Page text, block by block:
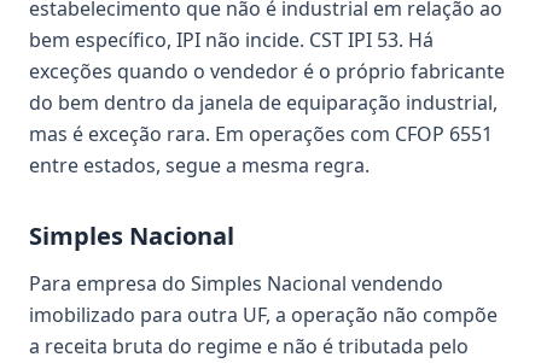
estabelecimento que não é industrial em relação ao
bem específico, IPI não incide. CST IPI 53. Há
exceções quando o vendedor é o próprio fabricante
do bem dentro da janela de equiparação industrial,
mas é exceção rara. Em operações com CFOP 6551
entre estados, segue a mesma regra.
Simples Nacional
Para empresa do Simples Nacional vendendo
imobilizado para outra UF, a operação não compõe
a receita bruta do regime e não é tributada pelo